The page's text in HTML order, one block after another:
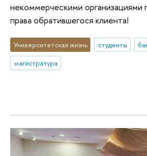
некоммерческими организациями
права обратившегося клиента!
Университетская жизнь студенты
магистратура